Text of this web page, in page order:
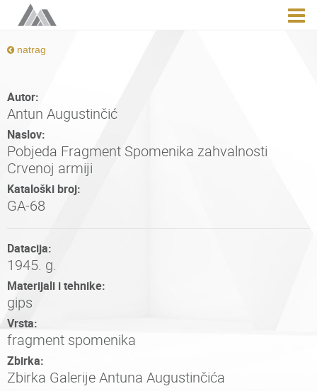
natrag
Autor:
Antun Augustinčić
Naslov:
Pobjeda Fragment Spomenika zahvalnosti
Crvenoj armiji
Kataloški broj:
GA-68
Datacija:
1945. g.
Materijali i tehnike:
gips
Vrsta:
fragment spomenika
Zbirka:
Zbirka Galerije Antuna Augustinčića